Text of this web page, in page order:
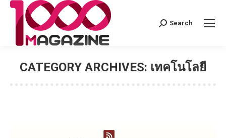
Search:
Search
CATEGORY ARCHIVES: เทคโนโลยี